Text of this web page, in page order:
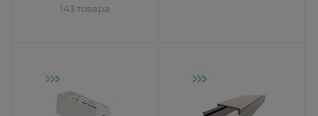
143 товара